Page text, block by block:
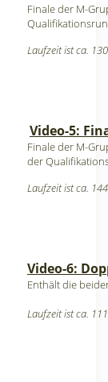
Finale der M-
Laufzeit ist ca.
Video-5:
Finale der M-
der
Laufzeit ist ca.
Video-6:
Enthält die
Laufzeit ist ca.